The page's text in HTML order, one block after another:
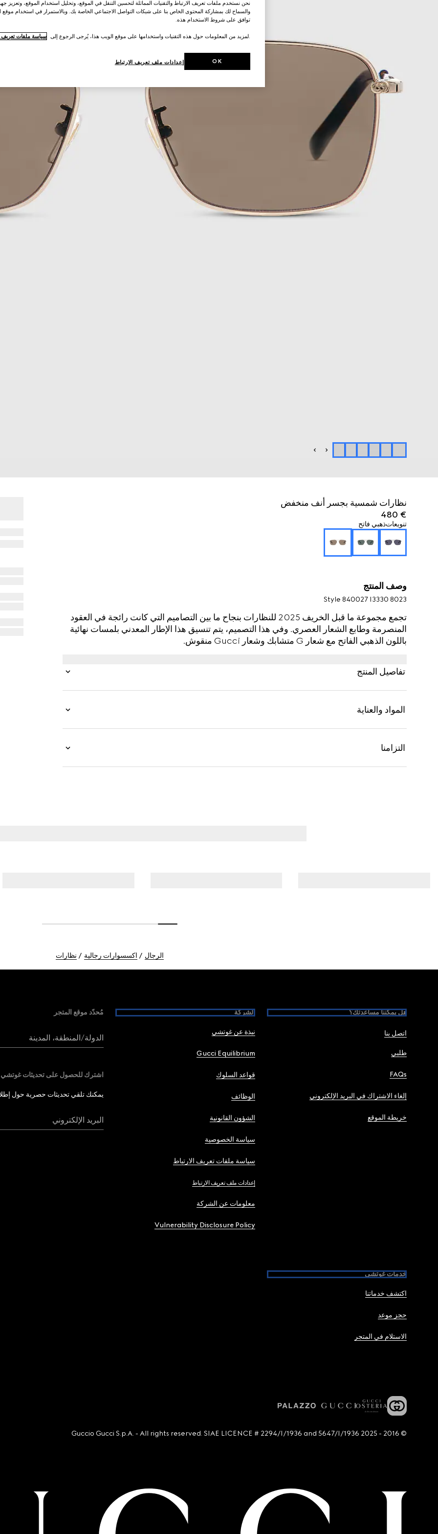
نظارات شمسية بجسر أنف منخفض
€ 480
تنويعاتذهبي فاتح
وصف المنتج
Style ‎840027 I3330 8023
تجمع مجموعة ما قبل الخريف 2025 للنظارات بنجاح ما بين التصاميم التي كانت رائجة في العقود
المنصرمة وطابع الشعار العصري. وفي هذا التصميم، يتم تنسيق هذا الإطار المعدني بلمسات نهائية
باللون الذهبي الفاتح مع شعار G متشابك وشعار Gucci منقوش.
تفاصيل المنتج
المواد والعناية
التزامنا
الرجال اكسسوارات رجالية نظارات
هل يمكننا مساعدتك؟
اتصل بنا
طلبي
FAQs
إلغاء الاشتراك في البريد الإلكتروني
خريطة الموقع
الشركة
نبذة عن غوتشي
Gucci Equilibrium
قواعد السلوك
الوظائف
الشؤون القانونية
سياسة الخصوصية
سياسة ملفات تعريف الارتباط
إعدادات ملف تعريف الارتباط
معلومات عن الشركة
Vulnerability Disclosure Policy
خدمات غوتشي
اكتشف خدماتنا
حجز موعد
الاستلام في المتجر
مُحدّد موقع المتجر
الدولة/المنطقة، المدينة
اشترك للحصول على تحديثات غوتشي
يمكنك تلقي تحديثات حصرية حول
البريد الإلكتروني
© 2016 - 2025 Guccio Gucci S.p.A. - All rights reserved. SIAE LICENCE # 2294/I/1936 and 5647/I/1936
نحن نستخدم ملفات تعريف الارتباط والتقنيات المماثلة لتحسين التنقل في الموقع، وتحليل استخدام الموقع، وتعزيز
والسماح لك بمشاركة المحتوى الخاص بنا على شبكات التواصل الاجتماعي الخاصة بك. وبالاستمرار في استخدام موقع
توافق على شروط الاستخدام هذه.
.لمزيد من المعلومات حول هذه التقنيات واستخدامها على موقع الويب هذا، يُرجى الرجوع إلى سياسة ملفات تعريف
إعدادات ملف تعريف الارتباط OK